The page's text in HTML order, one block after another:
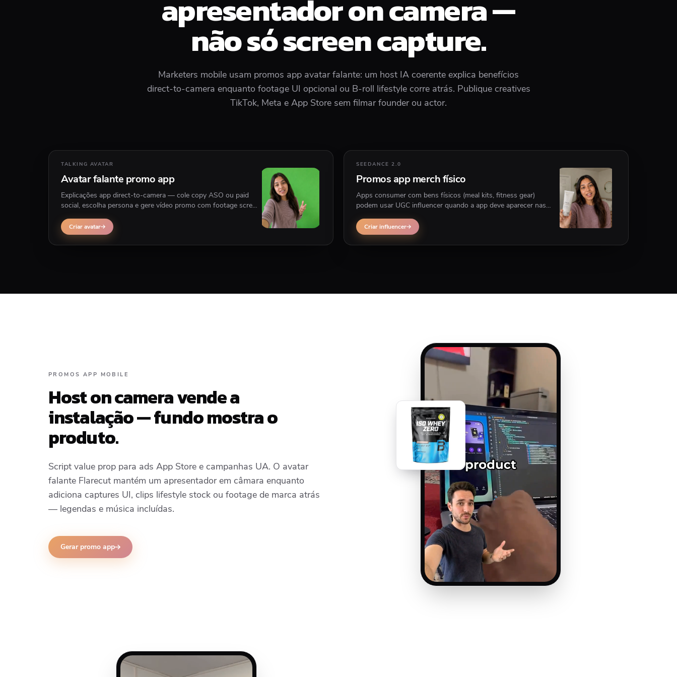
apresentador on camera —
não só screen capture.
Marketers mobile usam promos app avatar falante: um host IA coerente explica benefícios
direct-to-camera enquanto footage UI opcional ou B-roll lifestyle corre atrás. Publique creatives
TikTok, Meta e App Store sem filmar founder ou actor.
TALKING AVATAR
Avatar falante promo app
Explicações app direct-to-camera — cole copy ASO ou paid
social, escolha persona e gere vídeo promo com footage screen
Criar avatar
SEEDANCE 2.0
Promos app merch físico
Apps consumer com bens físicos (meal kits, fitness gear)
podem usar UGC influencer quando a app deve aparecer nas
Criar influencer
PROMOS APP MOBILE
Host on camera vende a
instalação — fundo mostra o
produto.
Script value prop para ads App Store e campanhas UA. O avatar
falante Flarecut mantém um apresentador em câmara enquanto
adiciona captures UI, clips lifestyle stock ou footage de marca atrás
— legendas e música incluídas.
Gerar promo app